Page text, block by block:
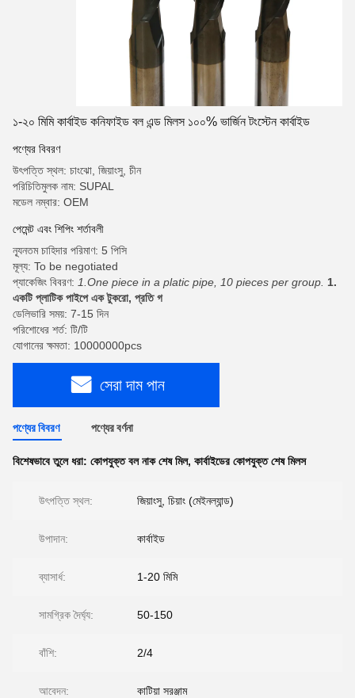
১-২০ মিমি কার্বাইড কনিফাইড বল এন্ড মিলস ১০০% ভার্জিন টংস্টেন কার্বাইড
পণ্যের বিবরণ
উৎপত্তি স্থল: চাংঝো, জিয়াংসু, চীন
পরিচিতিমুলক নাম: SUPAL
মডেল নম্বার: OEM
পেমেন্ট এবং শিপিং শর্তাবলী
ন্যূনতম চাহিদার পরিমাণ: 5 পিসি
মূল্য: To be negotiated
প্যাকেজিং বিবরণ: 1.One piece in a platic pipe, 10 pieces per group. 1.
একটি প্লাটিক পাইপে এক টুকরো, প্রতি গ
ডেলিভারি সময়: 7-15 দিন
পরিশোধের শর্ত: টি/টি
যোগানের ক্ষমতা: 10000000pcs
সেরা দাম পান
পণ্যের বিবরণ পণ্যের বর্ণনা
বিশেষভাবে তুলে ধরা: কোপযুক্ত বল নাক শেষ মিল, কার্বাইডের কোপযুক্ত শেষ মিলস
উৎপত্তি স্থল: জিয়াংসু, চিয়াং (মেইনল্যান্ড)
উপাদান: কার্বাইড
ব্যাসার্ধ: 1-20 মিমি
সামগ্রিক দৈর্ঘ্য: 50-150
বাঁশি: 2/4
আবেদন: কাটিয়া সরঞ্জাম